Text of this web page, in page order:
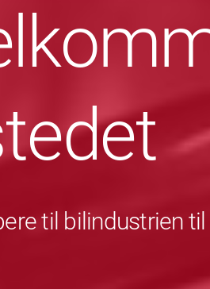
til bilindustrien